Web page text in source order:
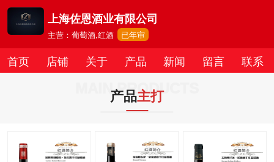
上海佐恩酒业有限公司
主营：葡萄酒,红酒 已年审
首页 店铺 关于 产品 新闻 留言 联系
MAIN PRODUCTS
产品主打